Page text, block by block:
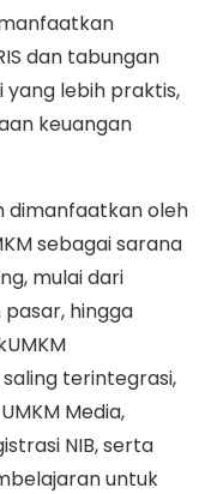
dan tabungan
yang lebih praktis,
keuangan
dimanfaatkan oleh
sebagai sarana
mulai dari
hingga
terintegrasi,
Media,
NIB, serta
untuk